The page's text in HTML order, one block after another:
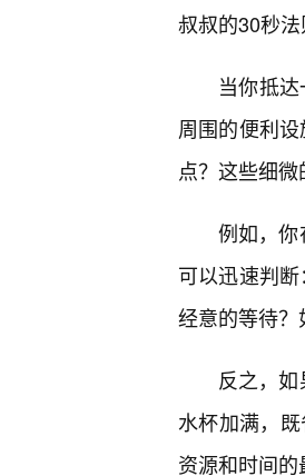
叔叔的30秒法
当你抵
周围的便利
点？这些细
例如，
可以迅速判
经意的等待？
反之，
水杯加满，
资源和时间的